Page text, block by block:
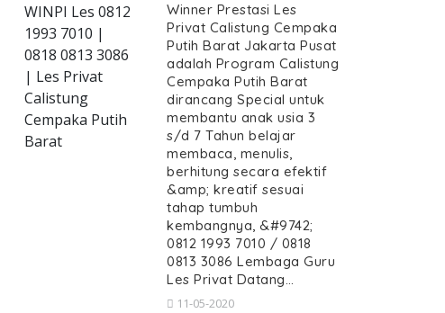
les-privat-calistung-cempaka-
Privat, Les Privat Calistung
Privat Calistung Cempaka Putih Barat, Guru
Les, Privat, Les Privat
WINPI Les 0812
1993 7010 |
0818 0813 3086
| Les Privat
Calistung
Cempaka Putih
Barat
Winner Prestasi Les
Privat Calistung Cempaka
Putih Barat Jakarta Pusat
adalah Program Calistung
Cempaka Putih Barat
dirancang Special untuk
membantu anak usia 3
s/d 7 Tahun belajar
membaca, menulis,
berhitung secara efektif
&amp; kreatif sesuai
tahap tumbuh
kembangnya, &#9742;
0812 1993 7010 / 0818
0813 3086 Lembaga Guru
Les Privat Datang…
11-05-2020